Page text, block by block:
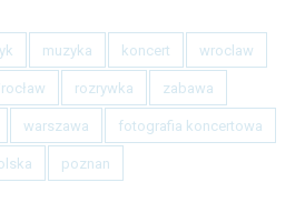
muzyka koncert wroclaw
rozrywka zabawa
warszawa fotografia koncertowa
poznan